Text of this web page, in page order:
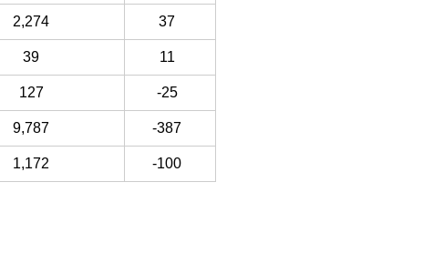
2,274 37
39 11
127 -25
9,787 -387
1,172 -100